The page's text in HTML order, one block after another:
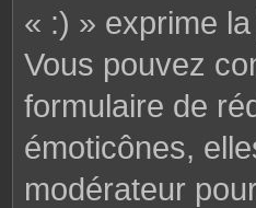
« :) » exprime
Vous pouvez
formulaire de
émoticônes,
modérateur